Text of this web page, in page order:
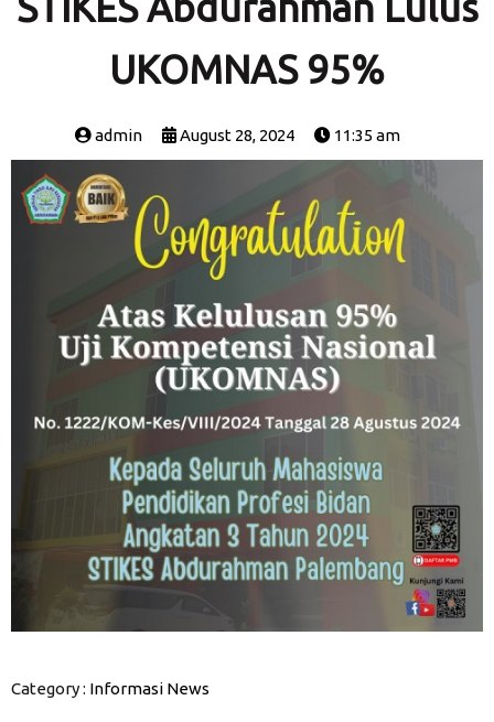
UKOMNAS 95%
admin August 28, 2024 11:35 am
Category : Informasi News